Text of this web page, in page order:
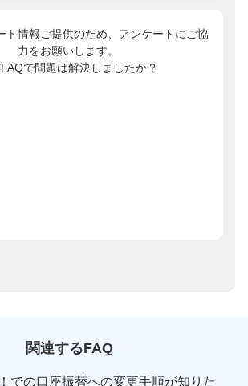
ト情報ご提供のため、アンケートにご協
力をお願いします。
で問題は解決しましたか？
関連するFAQ
での口座振替への変更手順が知りた